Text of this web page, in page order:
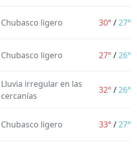
Chubasco ligero 30° /27°
Chubasco ligero 27° /26°
Lluvia irregular en las
cercanías
32° /26°
Chubasco ligero 33° /27°